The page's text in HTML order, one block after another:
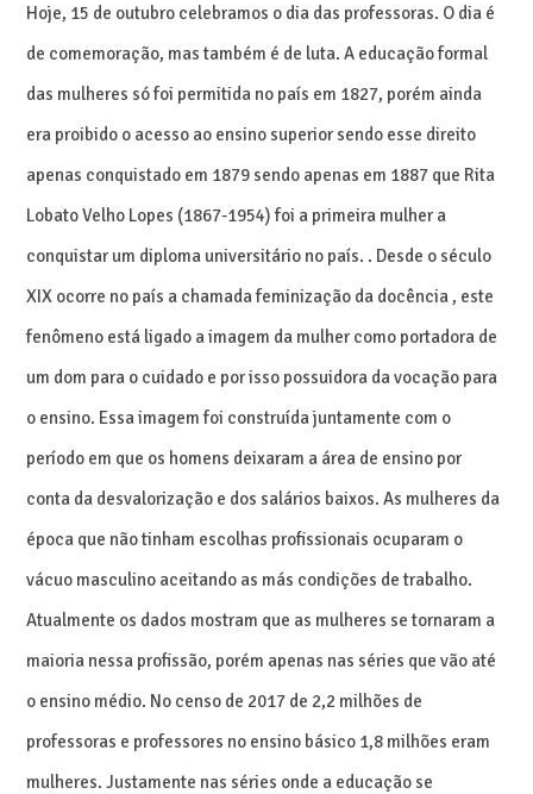
Hoje, 15 de outubro celebramos o dia das professoras. O dia é
de comemoração, mas também é de luta. A educação formal
das mulheres só foi permitida no país em 1827, porém ainda
era proibido o acesso ao ensino superior sendo esse direito
apenas conquistado em 1879 sendo apenas em 1887 que Rita
Lobato Velho Lopes (1867-1954) foi a primeira mulher a
conquistar um diploma universitário no país. . Desde o século
XIX ocorre no país a chamada feminização da docência , este
fenômeno está ligado a imagem da mulher como portadora de
um dom para o cuidado e por isso possuidora da vocação para
o ensino. Essa imagem foi construída juntamente com o
período em que os homens deixaram a área de ensino por
conta da desvalorização e dos salários baixos. As mulheres da
época que não tinham escolhas profissionais ocuparam o
vácuo masculino aceitando as más condições de trabalho.
Atualmente os dados mostram que as mulheres se tornaram a
maioria nessa profissão, porém apenas nas séries que vão até
o ensino médio. No censo de 2017 de 2,2 milhões de
professoras e professores no ensino básico 1,8 milhões eram
mulheres. Justamente nas séries onde a educação se